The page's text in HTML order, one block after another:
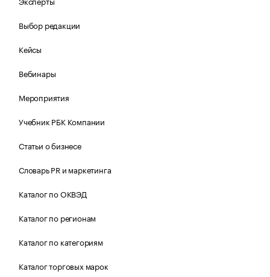
Выбор редакции
Кейсы
Вебинары
Мероприятия
Учебник РБК Компании
Статьи о бизнесе
Словарь PR и маркетинга
Каталог по ОКВЭД
Каталог по регионам
Каталог по категориям
Каталог торговых марок